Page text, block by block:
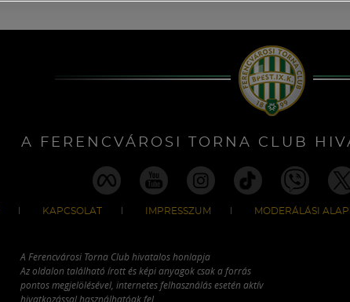
A FERENCVÁROSI TORNA CLUB
KAPCSOLAT IMPRESSZUM MODERÁLÁSI
A Ferencvárosi Torna Club hivatalos honlapja
Az oldalon található írott és képi anyagok csak a forrás
pontos megjelölésével, internetes felhasználás esetén aktív
hivatkozással használhatóak fel.